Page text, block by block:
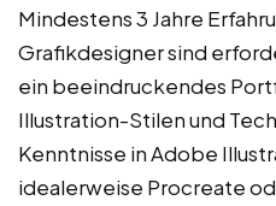
Mindestens 3 Jahre
Grafikdesigner sind
ein beeindruckendes
Illustration-Stilen und
Kenntnisse in Adobe
idealerweise Procreate